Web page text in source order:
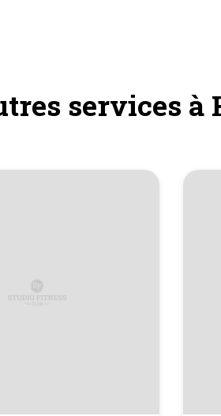
services à